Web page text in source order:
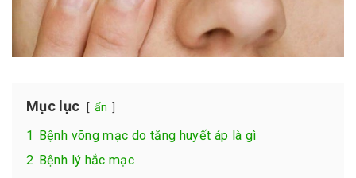
Mục lục ẩn
1
Bệnh võng mạc do tăng huyết áp là gì
2 Bệnh lý hắc mạc